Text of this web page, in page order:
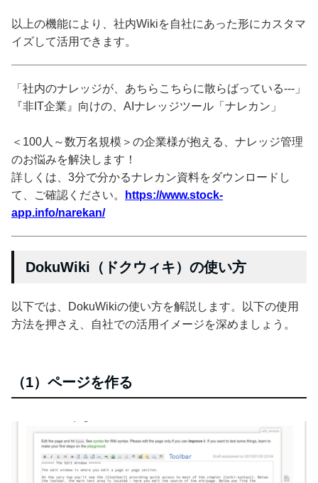
以上の機能により、社内Wikiを自社にあった形にカスタマ
イズして活用できます。
「社内のナレッジが、あちらこちらに散らばっている---」
『非IT企業』向けの、AIナレッジツール「ナレカン」
＜100人～数万名規模＞の企業様が抱える、ナレッジ管理
のお悩みを解決します！
詳しくは、3分で分かるナレカン資料をダウンロードし
て、ご確認ください。
https://www.stock-
app.info/narekan/
DokuWiki（ドクウィキ）の使い方
以下では、DokuWikiの使い方を解説します。以下の使用
方法を押さえ、自社での活用イメージを深めましょう。
（1）ページを作る